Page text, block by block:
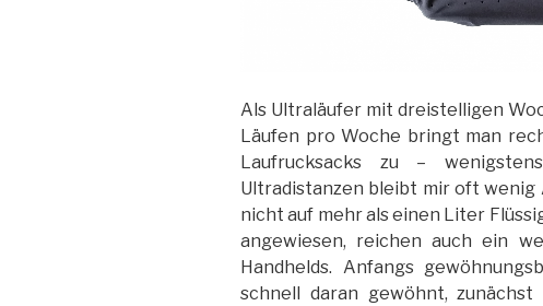
Als Ultraläufer mit dreistelligen
Läufen pro Woche bringt man
Laufrucksacks zu –
Ultradistanzen bleibt mir oft wenig
nicht auf mehr als einen Liter
angewiesen, reichen auch ein
Handhelds. Anfangs
schnell daran gewöhnt,